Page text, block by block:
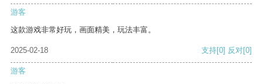
游客
这款游戏非常好玩，画面精美，玩法丰富。
2025-02-18 支持[0] 反对[0]
游客